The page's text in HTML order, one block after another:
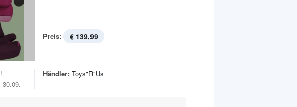
Preis: € 139,99
30.09.
Händler: Toys"R"Us